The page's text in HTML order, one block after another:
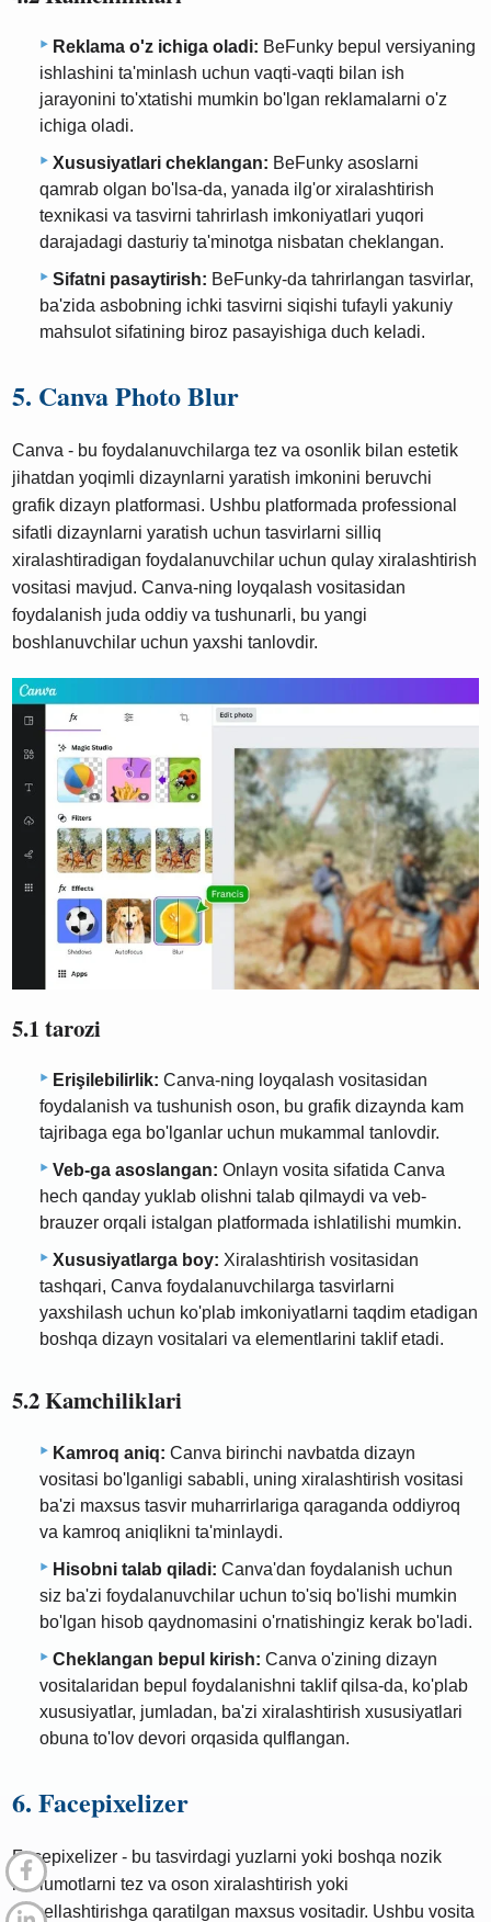
Reklama o'z ichiga oladi: BeFunky bepul versiyaning
ishlashini ta'minlash uchun vaqti-vaqti bilan ish
jarayonini to'xtatishi mumkin bo'lgan reklamalarni o'z
ichiga oladi.
Xususiyatlari cheklangan: BeFunky asoslarni
qamrab olgan bo'lsa-da, yanada ilg'or xiralashtirish
texnikasi va tasvirni tahrirlash imkoniyatlari yuqori
darajadagi dasturiy ta'minotga nisbatan cheklangan.
Sifatni pasaytirish: BeFunky-da tahrirlangan tasvirlar,
ba'zida asbobning ichki tasvirni siqishi tufayli yakuniy
mahsulot sifatining biroz pasayishiga duch keladi.
5. Canva Photo Blur
Canva - bu foydalanuvchilarga tez va osonlik bilan estetik
jihatdan yoqimli dizaynlarni yaratish imkonini beruvchi
grafik dizayn platformasi. Ushbu platformada professional
sifatli dizaynlarni yaratish uchun tasvirlarni silliq
xiralashtiradigan foydalanuvchilar uchun qulay xiralashtirish
vositasi mavjud. Canva-ning loyqalash vositasidan
foydalanish juda oddiy va tushunarli, bu yangi
boshlanuvchilar uchun yaxshi tanlovdir.
5.1 tarozi
Erişilebilirlik: Canva-ning loyqalash vositasidan
foydalanish va tushunish oson, bu grafik dizaynda kam
tajribaga ega bo'lganlar uchun mukammal tanlovdir.
Veb-ga asoslangan: Onlayn vosita sifatida Canva
hech qanday yuklab olishni talab qilmaydi va veb-
brauzer orqali istalgan platformada ishlatilishi mumkin.
Xususiyatlarga boy: Xiralashtirish vositasidan
tashqari, Canva foydalanuvchilarga tasvirlarni
yaxshilash uchun ko'plab imkoniyatlarni taqdim etadigan
boshqa dizayn vositalari va elementlarini taklif etadi.
5.2 Kamchiliklari
Kamroq aniq: Canva birinchi navbatda dizayn
vositasi bo'lganligi sababli, uning xiralashtirish vositasi
ba'zi maxsus tasvir muharrirlariga qaraganda oddiyroq
va kamroq aniqlikni ta'minlaydi.
Hisobni talab qiladi: Canva'dan foydalanish uchun
siz ba'zi foydalanuvchilar uchun to'siq bo'lishi mumkin
bo'lgan hisob qaydnomasini o'rnatishingiz kerak bo'ladi.
Cheklangan bepul kirish: Canva o'zining dizayn
vositalaridan bepul foydalanishni taklif qilsa-da, ko'plab
xususiyatlar, jumladan, ba'zi xiralashtirish xususiyatlari
obuna to'lov devori orqasida qulflangan.
6. Facepixelizer
Facepixelizer - bu tasvirdagi yuzlarni yoki boshqa nozik
ma'lumotlarni tez va oson xiralashtirish yoki
piksellashtirishga qaratilgan maxsus vositadir. Ushbu vosita